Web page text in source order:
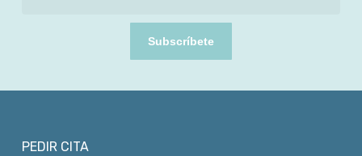
Subscríbete
PEDIR CITA